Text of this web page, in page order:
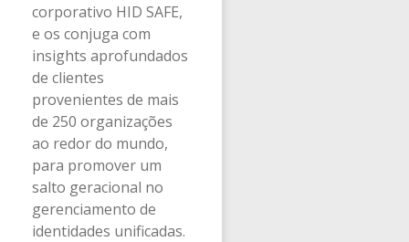
corporativo HID SAFE,
e os conjuga com
insights aprofundados
de clientes
provenientes de mais
de 250 organizações
ao redor do mundo,
para promover um
salto geracional no
gerenciamento de
identidades unificadas.